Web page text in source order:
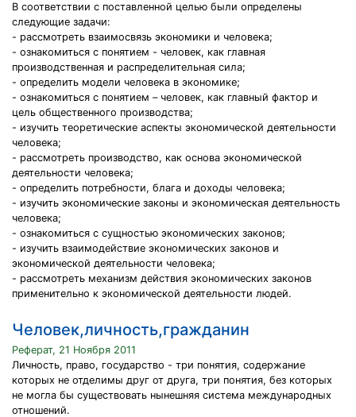
В соответствии с поставленной целью были определены
следующие задачи:
- рассмотреть взаимосвязь экономики и человека;
- ознакомиться с понятием - человек, как главная
производственная и распределительная сила;
- определить модели человека в экономике;
- ознакомиться с понятием – человек, как главный фактор и
цель общественного производства;
- изучить теоретические аспекты экономической деятельности
человека;
- рассмотреть производство, как основа экономической
деятельности человека;
- определить потребности, блага и доходы человека;
- изучить экономические законы и экономическая деятельность
человека;
- ознакомиться с сущностью экономических законов;
- изучить взаимодействие экономических законов и
экономической деятельности человека;
- рассмотреть механизм действия экономических законов
применительно к экономической деятельности людей.
Человек,личность,гражданин
Реферат, 21 Ноября 2011
Личность, право, государство - три понятия, содержание
которых не отделимы друг от друга, три понятия, без которых
не могла бы существовать нынешняя система международных
отношений.